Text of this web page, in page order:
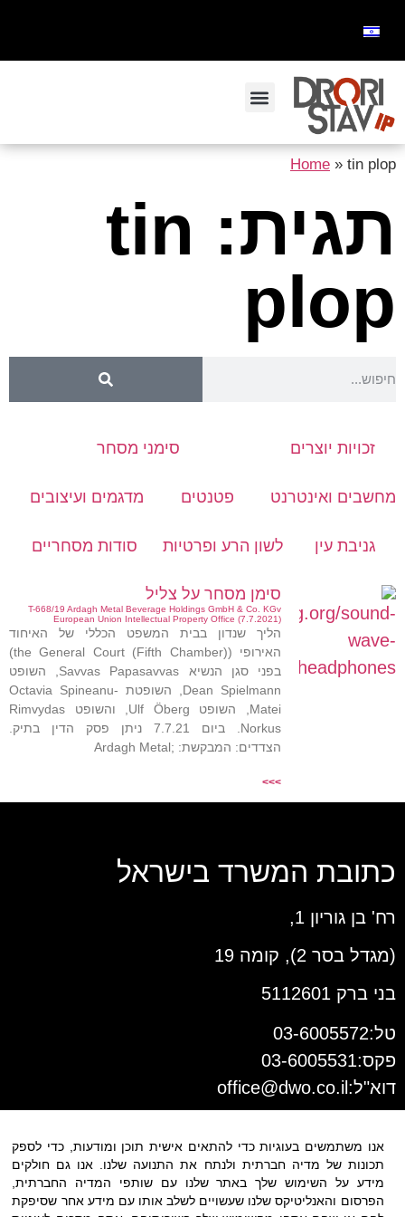
Home » tin plop
תגית: tin
plop
זכויות יוצרים סימני מסחר
מחשבים ואינטרנט פטנטים מדגמים ועיצובים
גניבת עין לשון הרע ופרטיות סודות מסחריים
סימן מסחר על צליל
T-668/19 Ardagh Metal Beverage Holdings GmbH & Co. KGv
European Union Intellectual Property Office (7.7.2021)
הליך שנדון בבית המשפט הכללי של האיחוד
האירופי (the General Court (Fifth Chamber))
בפני סגן הנשיא Savvas Papasavvas, השופט
Dean Spielmann, השופטת Octavia Spineanu-
Matei, השופט Ulf Öberg, והשופט Rimvydas
Norkus. ביום 7.7.21 ניתן פסק הדין בתיק.
הצדדים: המבקשת: ;Ardagh Metal
>>>
כתובת המשרד בישראל
רח' בן גוריון 1,
(מגדל בסר 2), קומה 19
בני ברק 5112601
טל:03-6005572
פקס:03-6005531
דוא"ל: office@dwo.co.il
אנו משתמשים בעוגיות כדי להתאים אישית תוכן ומודעות, כדי לספק
תכונות של מדיה חברתית ולנתח את התנועה שלנו. אנו גם חולקים
מידע על השימוש שלך באתר שלנו עם שותפי המדיה החברתית,
הפרסום והאנליטיקס שלנו שעשויים לשלב אותו עם מידע אחר שסיפקת